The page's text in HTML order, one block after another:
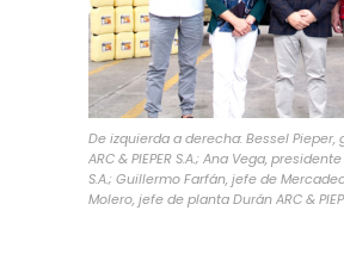
De izquierda a derecha: Bessel
ARC & PIEPER S.A.; Ana Vega, presidente
S.A.; Guillermo Farfán, jefe de
Molero, jefe de planta Durán ARC &